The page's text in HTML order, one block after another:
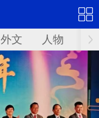
外文 人物 华